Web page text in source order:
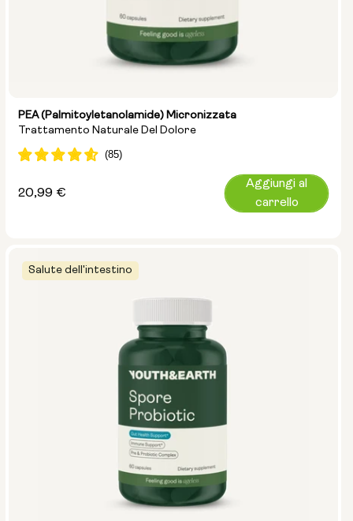
PEA (palmitoyletanolamide) Micronizzata
Trattamento Naturale Del Dolore
Prezzo
20,99 €
Aggiungi al
carrello
Salute dell'intestino